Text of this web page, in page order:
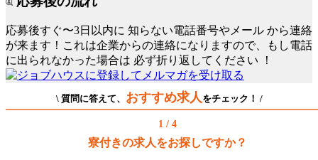
応募後すぐ〜3日以内に 知らない電話番号やメール から連絡
が来ます！これは企業からの連絡になりますので、もし電話
に出られなかった場合は 必ず折り返してください ！
\ 質問に答えて、 おすすめ求人をチェック！ /
1 / 4
寮付きの求人をお探しですか？